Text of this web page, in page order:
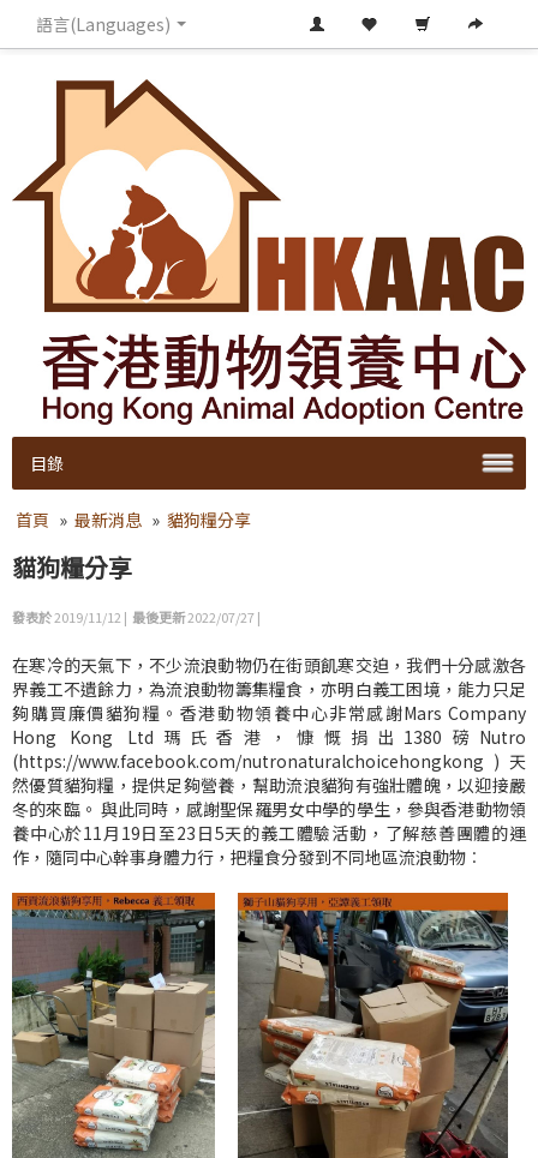
語言(Languages)
目錄
首頁 » 最新消息 » 貓狗糧分享
貓狗糧分享
發表於2019/11/12 | 最後更新2022/07/27 |
在寒冷的天氣下，不少流浪動物仍在街頭飢寒交迫，我們十分感激各
界義工不遺餘力，為流浪動物籌集糧食，亦明白義工困境，能力只足
夠購買廉價貓狗糧。香港動物領養中心非常感謝Mars Company
Hong Kong Ltd瑪氏香港，慷慨捐出1380磅Nutro
(https://www.facebook.com/nutronaturalchoicehongkong ) 天
然優質貓狗糧，提供足夠營養，幫助流浪貓狗有強壯體魄，以迎接嚴
冬的來臨。 與此同時，感謝聖保羅男女中學的學生，參與香港動物領
養中心於11月19日至23日5天的義工體驗活動，了解慈善團體的運
作，隨同中心幹事身體力行，把糧食分發到不同地區流浪動物︰